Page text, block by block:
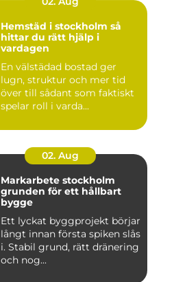
Hemstäd i stockholm så
hittar du rätt hjälp i
vardagen
En välstädad bostad ger
lugn, struktur och mer tid
över till sådant som faktiskt
spelar roll i varda...
02. Aug
Markarbete stockholm
grunden för ett hållbart
bygge
Ett lyckat byggprojekt börjar
långt innan första spiken slås
i. Stabil grund, rätt dränering
och nog...